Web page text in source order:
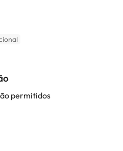
permitidos